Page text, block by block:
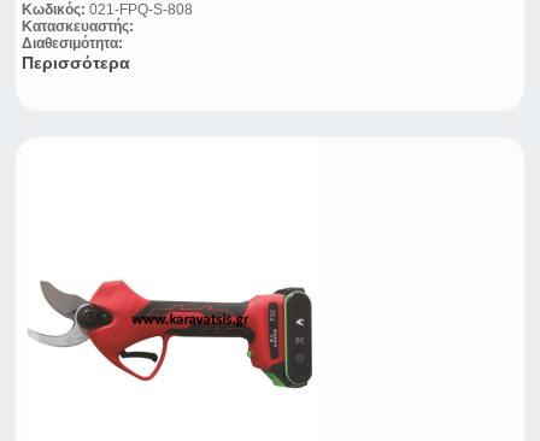
Κωδικός: 021-FPQ-S-808
Κατασκευαστής:
Διαθεσιμότητα:
Περισσότερα